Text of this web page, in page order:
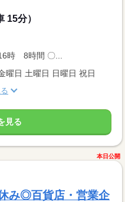
15分）
時 8時間 〇...
曜日 土曜日 日曜日 祝日
見る
本日公開
み◎百貨店・営業企